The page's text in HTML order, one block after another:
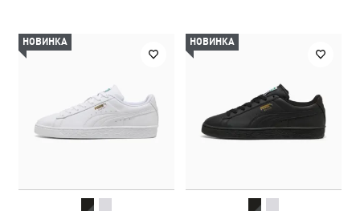
НОВИНКА НОВИНКА